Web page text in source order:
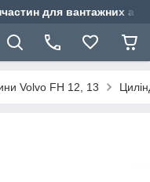
для вантажних
Volvo FH 12, 13